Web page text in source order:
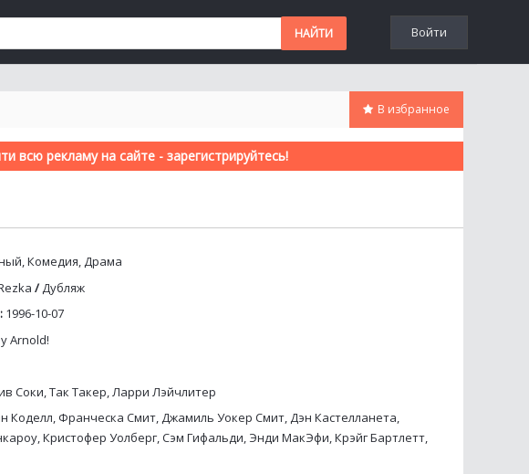
Войти
В избранное
всю рекламу на сайте - зарегистрируйтесь!
Комедия, Драма
/ Дубляж
1996-10-07
Arnold!
Соки, Так Такер, Ларри Лэйчлитер
Коделл, Франческа Смит, Джамиль Уокер Смит, Дэн Кастелланета,
Кристофер Уолберг, Сэм Гифальди, Энди МакЭфи, Крэйг Бартлетт,